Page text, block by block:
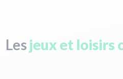
Lesjeux et loisirs